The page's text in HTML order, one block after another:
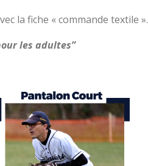
la fiche « commande textile ».
les adultes”